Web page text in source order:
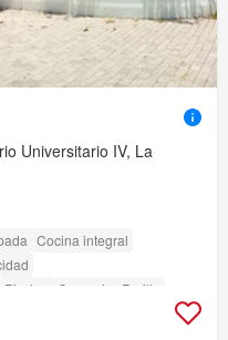
Universitario IV, La
Cocina integral
Piscina Conserje
Parilla